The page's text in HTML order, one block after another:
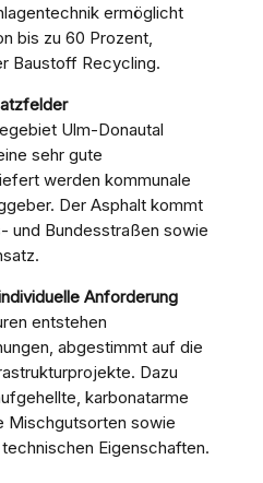
ermöglicht
bis zu 60 Prozent,
Baustoff Recycling.
Ulm-Donautal
sehr gute
werden kommunale
Der Asphalt kommt
und Bundesstraßen sowie
Anforderung
entstehen
abgestimmt auf die
Dazu
karbonatarme
Mischgutsorten sowie
Eigenschaften.